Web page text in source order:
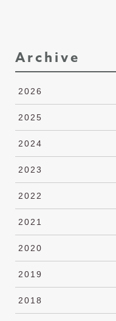
Archive
2026
2025
2024
2023
2022
2021
2020
2019
2018